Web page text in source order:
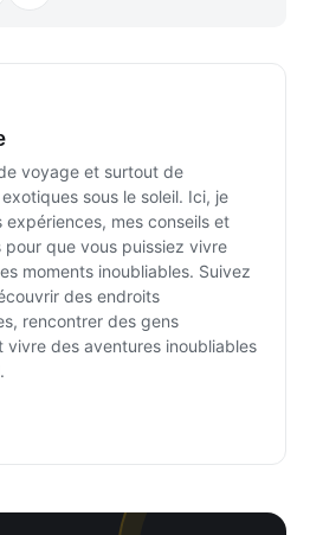
voyage et surtout de
sous le soleil. Ici, je
expériences, mes conseils et
pour que vous puissiez vivre
moments inoubliables. Suivez
des endroits
rencontrer des gens
vivre des aventures inoubliables